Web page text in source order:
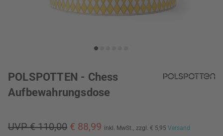
POLSPOTTEN - Chess
Aufbewahrungsdose
UVP € 110,00 € 88,99 inkl. MwSt., zzgl. € 5,95 Versand